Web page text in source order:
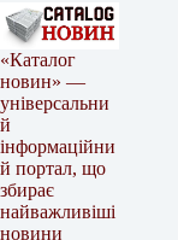
«Каталог
новин» —
універсальни
й
інформаційни
й портал, що
збирає
найважливіші
новини